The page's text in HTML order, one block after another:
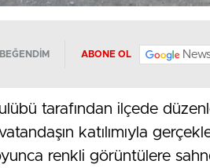
BEĞENDİM ABONE OL
tarafından ilçede
katılımıyla
renkli görüntülere